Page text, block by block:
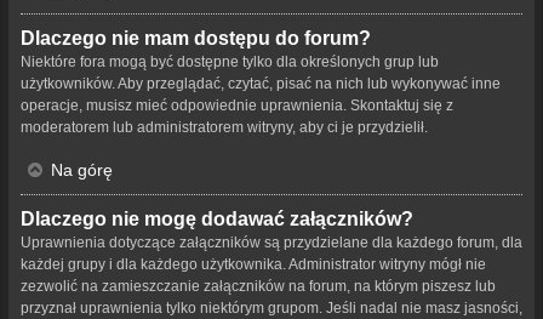
Dlaczego nie mam dostępu do forum?
Niektóre fora mogą być dostępne tylko dla określonych grup lub
użytkowników. Aby przeglądać, czytać, pisać na nich lub wykonywać inne
operacje, musisz mieć odpowiednie uprawnienia. Skontaktuj się z
moderatorem lub administratorem witryny, aby ci je przydzielił.
Na górę
Dlaczego nie mogę dodawać załączników?
Uprawnienia dotyczące załączników są przydzielane dla każdego forum, dla
każdej grupy i dla każdego użytkownika. Administrator witryny mógł nie
zezwolić na zamieszczanie załączników na forum, na którym piszesz lub
przyznał uprawnienia tylko niektórym grupom. Jeśli nadal nie masz jasności,